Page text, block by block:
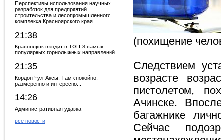
Перспективы использования научных
разработок для предприятий
строительства и лесопромышленного
комплекса Красноярского края
21:38
Красноярск входит в ТОП-3 самых
популярных горнолыжных направлений
21:35
Кордон Чул-Аксы. Там спокойно,
размеренно и интересно...
14:26
Административная удавка
все новости
(похищение
Следствием
возрасте
пистолетом,
Ачинске.
багажнике
Сейчас